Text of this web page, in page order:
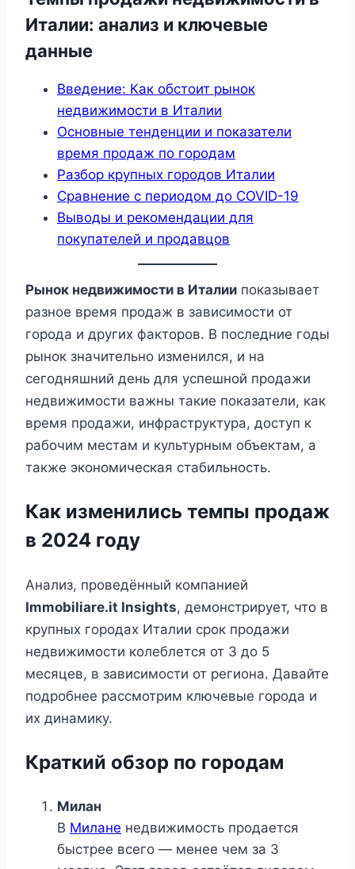
Италии: анализ и ключевые
данные
Введение: Как обстоит рынок
недвижимости в Италии
Основные тенденции и показатели
время продаж по городам
Разбор крупных городов Италии
Сравнение с периодом до COVID-19
Выводы и рекомендации для
покупателей и продавцов
Рынок недвижимости в Италии показывает
разное время продаж в зависимости от
города и других факторов. В последние годы
рынок значительно изменился, и на
сегодняшний день для успешной продажи
недвижимости важны такие показатели, как
время продажи, инфраструктура, доступ к
рабочим местам и культурным объектам, а
также экономическая стабильность.
Как изменились темпы продаж
в 2024 году
Анализ, проведённый компанией
Immobiliare.it Insights, демонстрирует, что в
крупных городах Италии срок продажи
недвижимости колеблется от 3 до 5
месяцев, в зависимости от региона. Давайте
подробнее рассмотрим ключевые города и
их динамику.
Краткий обзор по городам
Милан
В Милане недвижимость продается
быстрее всего — менее чем за 3